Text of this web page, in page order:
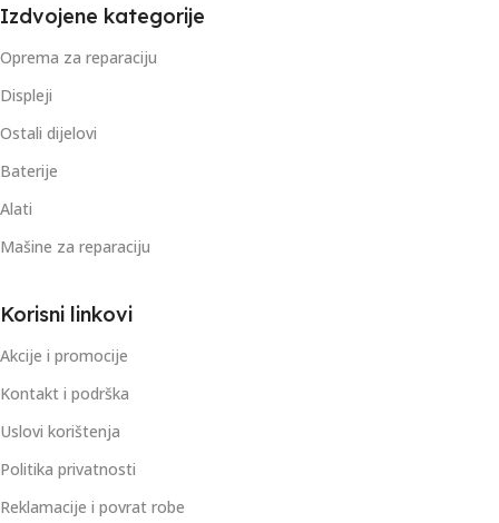
Izdvojene kategorije
Oprema za reparaciju
Displeji
Ostali dijelovi
Baterije
Alati
Mašine za reparaciju
Korisni linkovi
Akcije i promocije
Kontakt i podrška
Uslovi korištenja
Politika privatnosti
Reklamacije i povrat robe